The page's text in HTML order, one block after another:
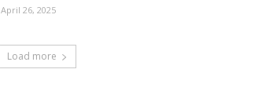
April 26, 2025
Load more